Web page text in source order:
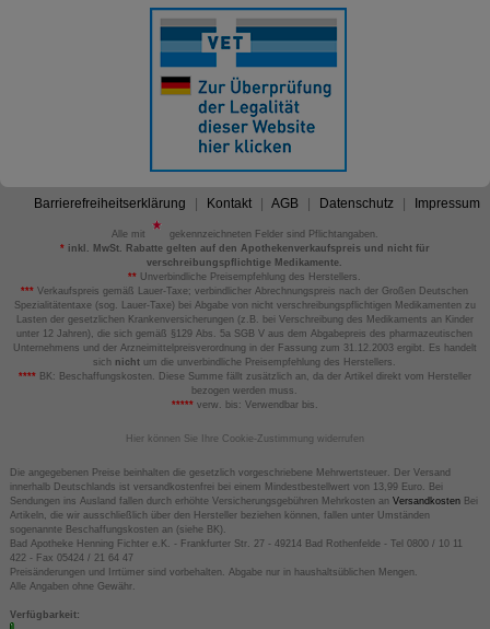
Barrierefreiheitserklärung Kontakt AGB Datenschutz Impressum
Alle mit
gekennzeichneten Felder sind Pflichtangaben.
*inkl. MwSt. Rabatte gelten auf den Apothekenverkaufspreis und nicht für
verschreibungspflichtige Medikamente.
** Unverbindliche Preisempfehlung des Herstellers.
*** Verkaufspreis gemäß Lauer-Taxe; verbindlicher Abrechnungspreis nach der Großen Deutschen
Spezialitätentaxe (sog. Lauer-Taxe) bei Abgabe von nicht verschreibungspflichtigen Medikamenten zu
Lasten der gesetzlichen Krankenversicherungen (z.B. bei Verschreibung des Medikaments an Kinder
unter 12 Jahren), die sich gemäß §129 Abs. 5a SGB V aus dem Abgabepreis des pharmazeutischen
Unternehmens und der Arzneimittelpreisverordnung in der Fassung zum 31.12.2003 ergibt. Es handelt
sich nicht um die unverbindliche Preisempfehlung des Herstellers.
****BK: Beschaffungskosten. Diese Summe fällt zusätzlich an, da der Artikel direkt vom Hersteller
bezogen werden muss.
*****verw. bis: Verwendbar bis.
Hier können Sie Ihre Cookie-Zustimmung widerrufen
Die angegebenen Preise beinhalten die gesetzlich vorgeschriebene Mehrwertsteuer. Der Versand
innerhalb Deutschlands ist versandkostenfrei bei einem Mindestbestellwert von 13,99 Euro. Bei
Sendungen ins Ausland fallen durch erhöhte Versicherungsgebühren Mehrkosten an VersandkostenBei
Artikeln, die wir ausschließlich über den Hersteller beziehen können, fallen unter Umständen
sogenannte Beschaffungskosten an (siehe BK).
Bad Apotheke Henning Fichter e.K. - Frankfurter Str. 27 - 49214 Bad Rothenfelde - Tel 0800 / 10 11
422 - Fax 05424 / 21 64 47
Preisänderungen und Irrtümer sind vorbehalten. Abgabe nur in haushaltsüblichen Mengen.
Alle Angaben ohne Gewähr.
Verfügbarkeit: